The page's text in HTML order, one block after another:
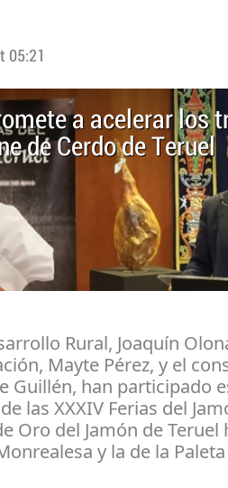
05:21
a acelerar los
de Cerdo de Teruel
Rural, Joaquín
Mayte Pérez, y el
Guillén, han participado
las XXXIV Ferias del
Oro del Jamón de Teruel
y la de la